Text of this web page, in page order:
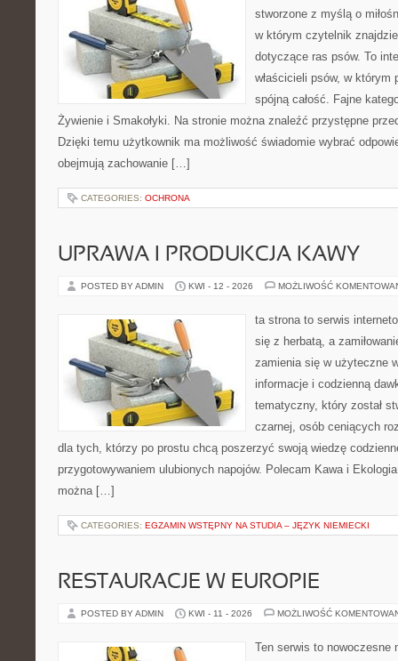
stworzone z myślą o
w którym czytelnik
dotyczące ras psów. To
właścicieli psów, w którym
spójną całość. Fajne
Żywienie i Smakołyki. Na stronie można znaleźć przystępne
Dzięki temu użytkownik ma możliwość świadomie wybrać
obejmują zachowanie […]
CATEGORIES: OCHRONA
UPRAWA I PRODUKCJA KAWY
POSTED BY ADMIN KWI - 12 - 2026 MOŻLIWOŚĆ
ta strona to serwis
się z herbatą, a
zamienia się w użyteczne
informacje i codzienną
tematyczny, który został
czarnej, osób ceniących
dla tych, którzy po prostu chcą poszerzyć swoją wiedzę
przygotowywaniem ulubionych napojów. Polecam Kawa i
można […]
CATEGORIES: EGZAMIN WSTĘPNY NA STUDIA – JĘZYK NIEMIECKI
RESTAURACJE W EUROPIE
POSTED BY ADMIN KWI - 11 - 2026 MOŻLIWOŚĆ
Ten serwis to nowoczesne